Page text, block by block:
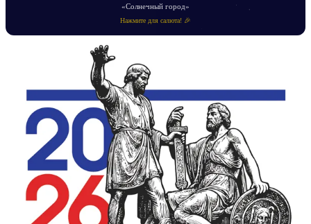
«Солнечный город»
Нажмите для салюта! 🎉